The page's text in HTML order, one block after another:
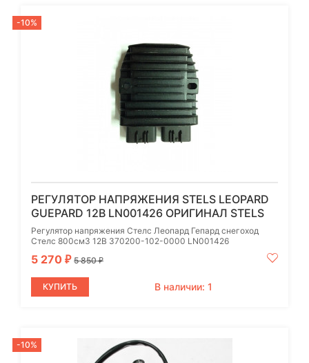
-10%
РЕГУЛЯТОР НАПРЯЖЕНИЯ STELS LEOPARD
GUEPARD 12В LN001426 ОРИГИНАЛ STELS
Регулятор напряжения Стелс Леопард Гепард снегоход
Стелс 800см3 12В 370200-102-0000 LN001426
5 270 ₽ 5 850₽
КУПИТЬ В наличии: 1
-10%